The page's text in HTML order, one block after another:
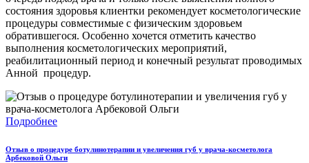
состояния здоровья клиентки рекомендует косметологические
процедуры совместимые с физическим здоровьем
обратившегося. Особенно хочется отметить качество
выполнения косметологических мероприятий,
реабилитационный период и конечный результат проводимых
Анной процедур.
Подробнее
Отзыв о процедуре ботулинотерапии и увеличения губ у врача-косметолога
Арбековой Ольги